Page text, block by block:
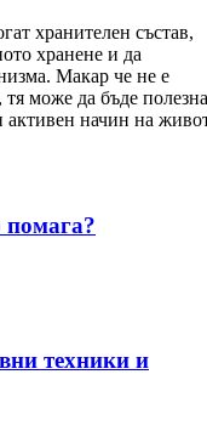
хранителен състав,
хранене и да
Макар че не е
тя може да бъде полезна
активен начин на
помага?
техники и